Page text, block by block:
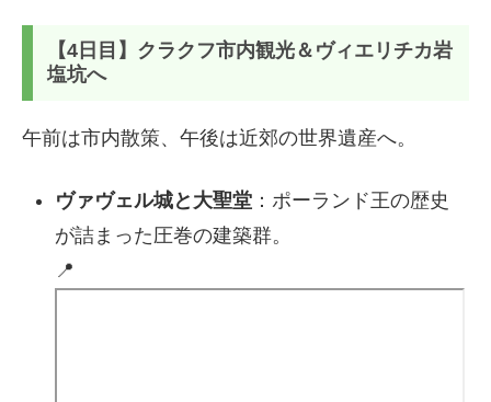
【4日目】クラクフ市内観光＆ヴィエリチカ岩
塩坑へ
午前は市内散策、午後は近郊の世界遺産へ。
ヴァヴェル城と大聖堂：ポーランド王の歴史
が詰まった圧巻の建築群。
📍